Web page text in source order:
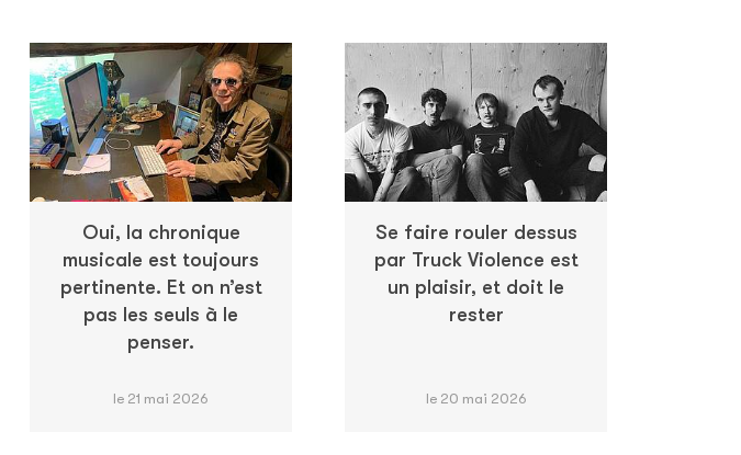
Oui, la chronique
musicale est toujours
pertinente. Et on n’est
pas les seuls à le
penser.
le 21 mai 2026
Se faire rouler dessus
par Truck Violence est
un plaisir, et doit le
rester
le 20 mai 2026